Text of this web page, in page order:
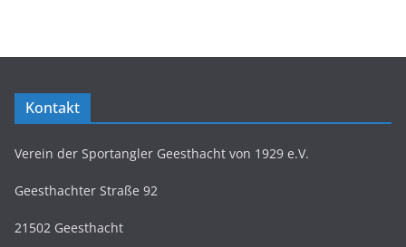
Kontakt
Verein der Sportangler Geesthacht von 1929 e.V.
Geesthachter Straße 92
21502 Geesthacht